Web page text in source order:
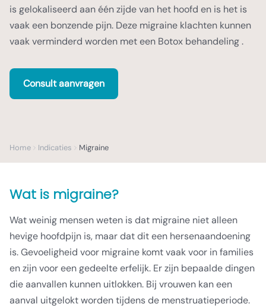
is gelokaliseerd aan één zijde van het hoofd en is het is
vaak een bonzende pijn. Deze migraine klachten kunnen
vaak verminderd worden met een Botox behandeling .
Consult aanvragen
Home Indicaties Migraine
Wat is migraine?
Wat weinig mensen weten is dat migraine niet alleen
hevige hoofdpijn is, maar dat dit een hersenaandoening
is. Gevoeligheid voor migraine komt vaak voor in families
en zijn voor een gedeelte erfelijk. Er zijn bepaalde dingen
die aanvallen kunnen uitlokken. Bij vrouwen kan een
aanval uitgelokt worden tijdens de menstruatieperiode.